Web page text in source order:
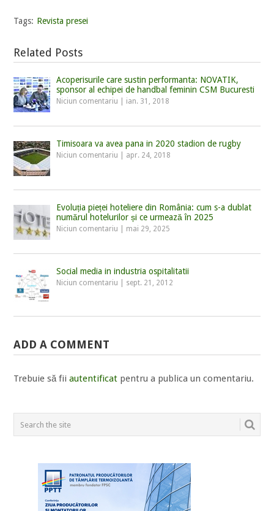
Tags: Revista presei
Related Posts
Acoperisurile care sustin performanta: NOVATIK,
sponsor al echipei de handbal feminin CSM Bucuresti
Niciun comentariu ian. 31, 2018
Timisoara va avea pana in 2020 stadion de rugby
Niciun comentariu apr. 24, 2018
Evoluția pieței hoteliere din România: cum s-a dublat
numărul hotelurilor și ce urmează în 2025
Niciun comentariu mai 29, 2025
Social media in industria ospitalitatii
Niciun comentariu sept. 21, 2012
ADD A COMMENT
Trebuie să fiiautentificat pentru a publica un comentariu.